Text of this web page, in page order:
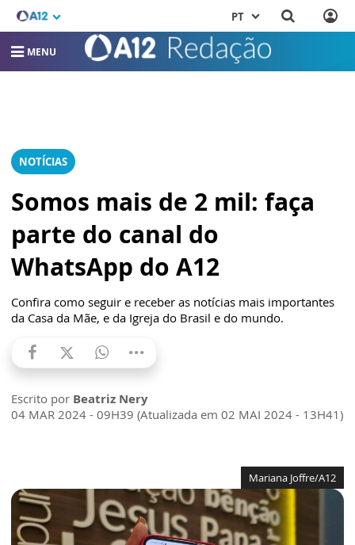
PT
MENU
NOTÍCIAS
Somos mais de 2 mil: faça
parte do canal do
WhatsApp do A12
Confira como seguir e receber as notícias mais importantes
da Casa da Mãe, e da Igreja do Brasil e do mundo.
Escrito por Beatriz Nery
04 MAR 2024 - 09H39 (Atualizada em 02 MAI 2024 - 13H41)
Mariana Joffre/A12